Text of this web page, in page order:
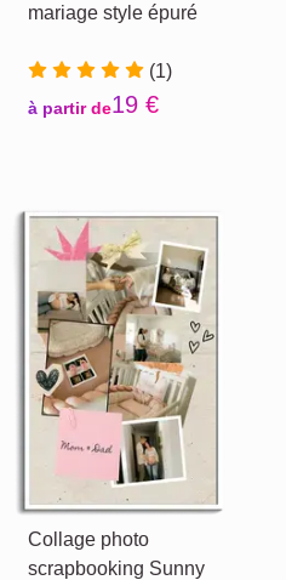
mariage style épuré
(1)
à partir de19 €
Collage photo
scrapbooking Sunny